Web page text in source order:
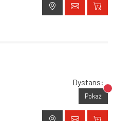
Dystans:
Pokaż